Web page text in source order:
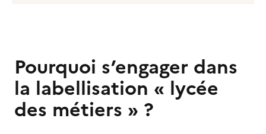
Pourquoi s’engager dans
la labellisation « lycée
des métiers » ?